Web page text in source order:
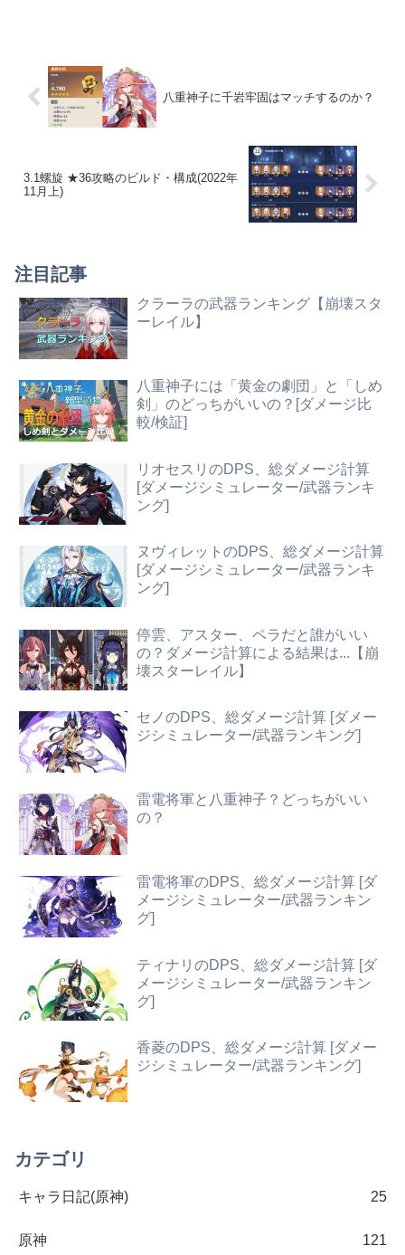
八重神子に千岩牢固はマッチするのか？
3.1螺旋 ★36攻略のビルド・構成(2022年
11月上)
注目記事
クラーラの武器ランキング【崩壊スタ
ーレイル】
八重神子には「黄金の劇団」と「しめ
剣」のどっちがいいの？[ダメージ比
較/検証]
リオセスリのDPS、総ダメージ計算
[ダメージシミュレーター/武器ランキ
ング]
ヌヴィレットのDPS、総ダメージ計算
[ダメージシミュレーター/武器ランキ
ング]
停雲、アスター、ペラだと誰がいい
の？ダメージ計算による結果は...【崩
壊スターレイル】
セノのDPS、総ダメージ計算 [ダメー
ジシミュレーター/武器ランキング]
雷電将軍と八重神子？どっちがいい
の？
雷電将軍のDPS、総ダメージ計算 [ダ
メージシミュレーター/武器ランキン
グ]
ティナリのDPS、総ダメージ計算 [ダ
メージシミュレーター/武器ランキン
グ]
香菱のDPS、総ダメージ計算 [ダメー
ジシミュレーター/武器ランキング]
カテゴリ
キャラ日記(原神) 25
原神 121